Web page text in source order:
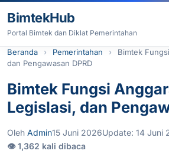
BimtekHub
Portal Bimtek dan Diklat Pemerintahan
Beranda Pemerintahan
Bimtek
dan Pengawasan DPRD
Bimtek Fungsi
Legislasi, dan
Oleh Admin15 Juni 2026Update: 14 Juni
👁 1,362 kali dibaca